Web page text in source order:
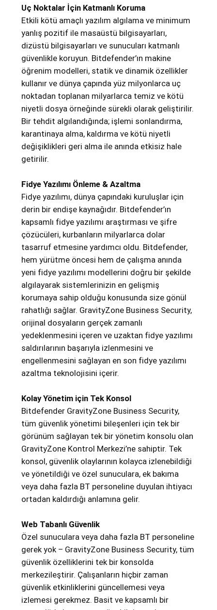
c
ı
3
Y
ı
l
a
d
e
t
Uç Noktalar İçin Katmanlı Koruma
Etkili kötü amaçlı yazılım algılama ve minimum
yanlış pozitif ile masaüstü bilgisayarları,
dizüstü bilgisayarları ve sunucuları katmanlı
güvenlikle koruyun. Bitdefender’ın makine
öğrenim modelleri, statik ve dinamik özellikler
kullanır ve dünya çapında yüz milyonlarca uç
noktadan toplanan milyarlarca temiz ve kötü
niyetli dosya örneğinde sürekli olarak geliştirilir.
Bir tehdit algılandığında; işlemi sonlandırma,
karantinaya alma, kaldırma ve kötü niyetli
değişiklikleri geri alma ile anında etkisiz hale
getirilir.
Fidye Yazılımı Önleme & Azaltma
Fidye yazılımı, dünya çapındaki kuruluşlar için
derin bir endişe kaynağıdır. Bitdefender’ın
kapsamlı fidye yazılımı araştırması ve şifre
çözücüleri, kurbanların milyarlarca dolar
tasarruf etmesine yardımcı oldu. Bitdefender,
hem yürütme öncesi hem de çalışma anında
yeni fidye yazılımı modellerini doğru bir şekilde
algılayarak sistemlerinizin en gelişmiş
korumaya sahip olduğu konusunda size gönül
rahatlığı sağlar. GravityZone Business Security,
orijinal dosyaların gerçek zamanlı
yedeklenmesini içeren ve uzaktan fidye yazılımı
saldırılarının başarıyla izlenmesini ve
engellenmesini sağlayan en son fidye yazılımı
azaltma teknolojisini içerir.
Kolay Yönetim için Tek Konsol
Bitdefender GravityZone Business Security,
tüm güvenlik yönetimi bileşenleri için tek bir
görünüm sağlayan tek bir yönetim konsolu olan
GravityZone Kontrol Merkezi’ne sahiptir. Tek
konsol, güvenlik olaylarının kolayca izlenebildiği
ve yönetildiği ve özel sunuculara, ek bakıma
veya daha fazla BT personeline duyulan ihtiyacı
ortadan kaldırdığı anlamına gelir.
Web Tabanlı Güvenlik
Özel sunuculara veya daha fazla BT personeline
gerek yok – GravityZone Business Security, tüm
güvenlik özelliklerini tek bir konsolda
merkezileştirir. Çalışanların hiçbir zaman
güvenlik etkinliklerini güncellemesi veya
izlemesi gerekmez. Basit ve kapsamlı bir